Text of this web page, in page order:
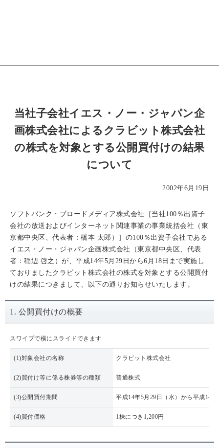
当社子会社イエス・ノー・ジャパン企
画株式会社によるクラビット株式会社
の株式を対象とする公開買付けの結果
について
2002年6月19日
ソフトバンク・ブロードメディア株式会社［当社100％出資子
会社の放送およびインターネット関連事業の事業統括会社（東
京都中央区、代表者：橋本 太郎）］の100％出資子会社である
イエス・ノー・ジャパン企画株式会社（東京都中央区、代表
者：稲辺 啓之）が、平成14年5月29日から6月18日まで実施し
ておりましたクラビット株式会社の株式を対象とする公開買付
けの結果につきまして、以下の通りお知らせいたします。
1. 公開買付けの概要
スワイプで横にスライドできます
(1)対象会社の名称 クラビット株式会社
(2)買付け等に係る株券等の種類 普通株式
(3)公開買付期間 平成14年5月29日（水）から平成14
(4)買付価格 1株につき1,200円